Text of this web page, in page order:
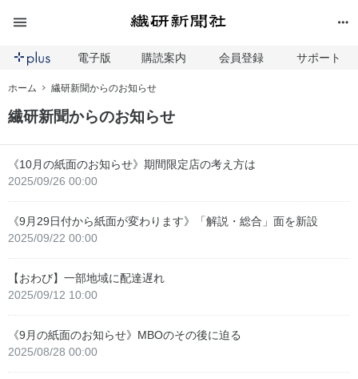
電子版 購読案内 会員登録 サポート
ホーム 繊研新聞からのお知らせ
繊研新聞からのお知らせ
《10月の紙面のお知らせ》期間限定店の考え方は
2025/09/26 00:00
《9月29日付から紙面が変わります》「解説・総合」面を新設
2025/09/22 00:00
【おわび】一部地域に配達遅れ
2025/09/12 10:00
《9月の紙面のお知らせ》MBOのその後に迫る
2025/08/28 00:00